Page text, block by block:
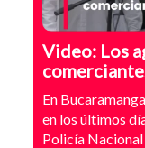
Video: Los
Bucaramanga
En
en los últimos
Policía